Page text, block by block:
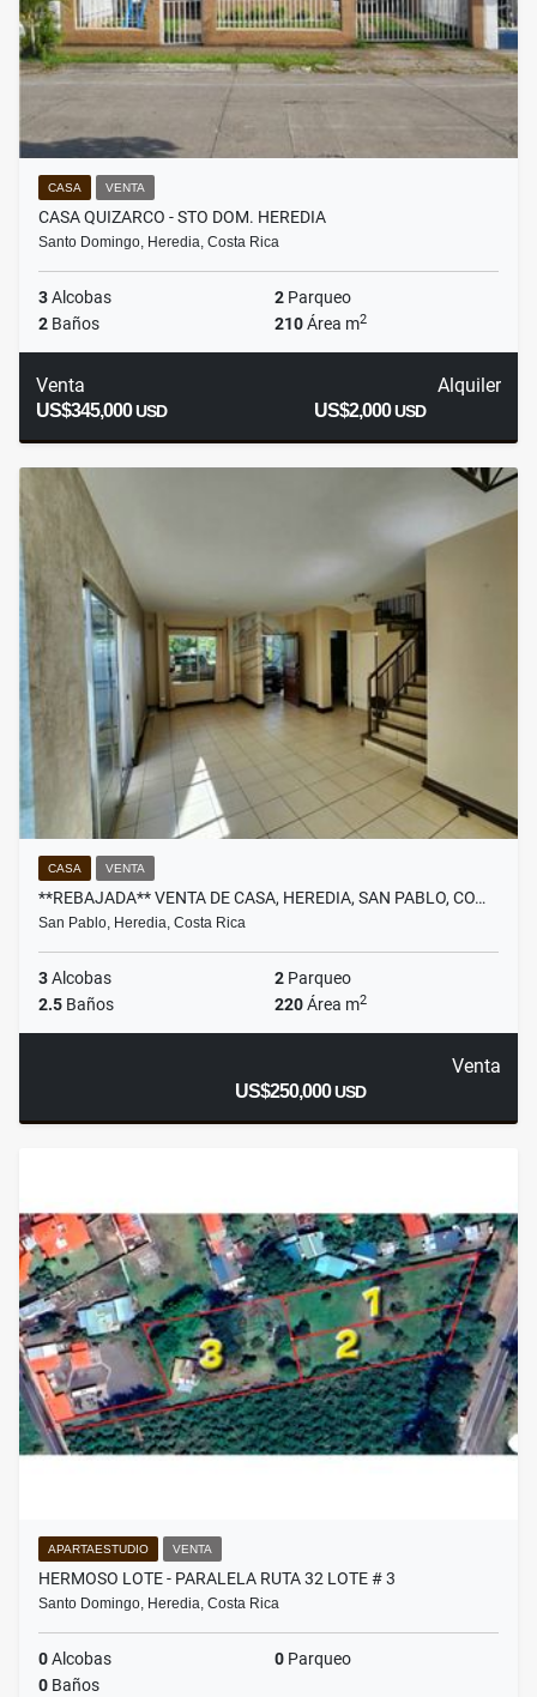
CASA VENTA
CASA QUIZARCO - STO DOM. HEREDIA
Santo Domingo, Heredia, Costa Rica
3Alcobas 2 Parqueo
2 Baños 210Área m2
Venta
US$345,000USD
Alquiler
US$2,000USD
CASA VENTA
**REBAJADA** VENTA DE CASA, HEREDIA, SAN PABLO, CO…
San Pablo, Heredia, Costa Rica
3Alcobas 2 Parqueo
2.5 Baños 220Área m2
Venta
US$250,000USD
APARTAESTUDIO VENTA
HERMOSO LOTE - PARALELA RUTA 32 LOTE # 3
Santo Domingo, Heredia, Costa Rica
0Alcobas 0 Parqueo
0 Baños